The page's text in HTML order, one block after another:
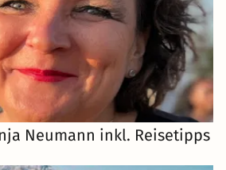
Neumann inkl. Reisetipps